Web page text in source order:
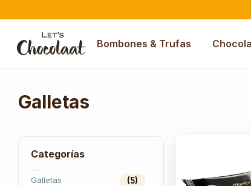
Bombones & Trufas
Galletas
Categorías
Galletas (5)